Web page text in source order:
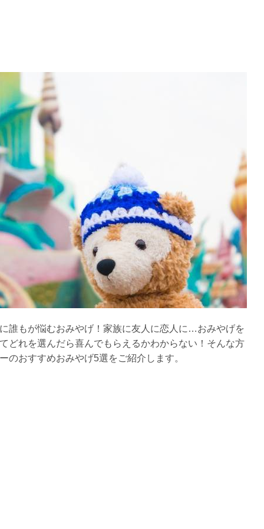
誰もが悩むおみやげ！家族に友人に恋人に…おみやげを
どれを選んだら喜んでもらえるかわからない！そんな方
のおすすめおみやげ5選をご紹介します。